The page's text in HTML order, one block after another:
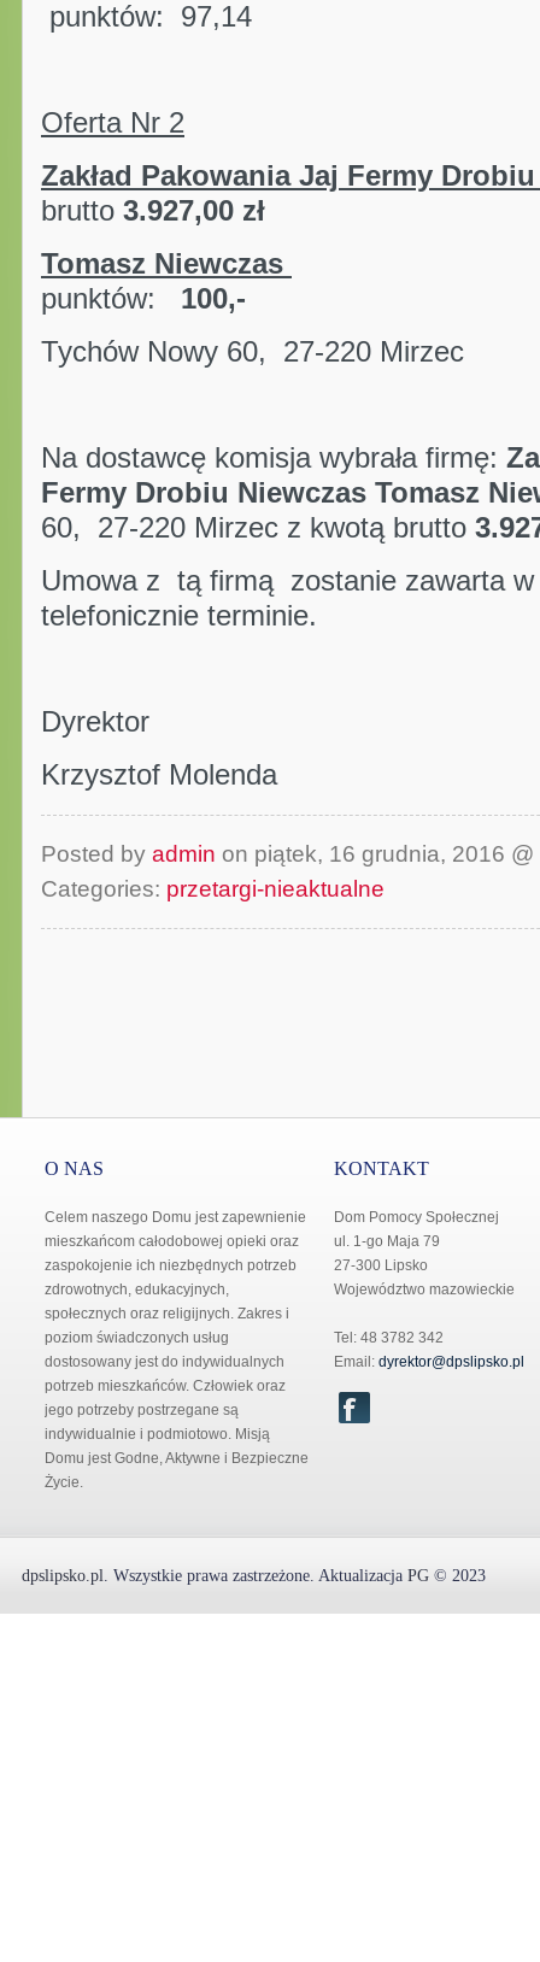
punktów: 97,14
Oferta Nr 2
Zakład Pakowania Jaj Fermy
brutto 3.927,00 zł
Tomasz Niewczas
punktów: 100,-
Tychów Nowy 60, 27-220 Mirzec
Na dostawcę komisja wybrała firmę:
Fermy Drobiu Niewczas Tomasz
60, 27-220 Mirzec z kwotą brutto
Umowa z tą firmą zostanie zawarta w
telefonicznie terminie.
Dyrektor
Krzysztof Molenda
Posted by admin on piątek, 16 grudnia, 2016
Categories: przetargi-nieaktualne
O NAS
Celem naszego Domu jest zapewnienie
mieszkańcom całodobowej opieki oraz
zaspokojenie ich niezbędnych potrzeb
zdrowotnych, edukacyjnych,
społecznych oraz religijnych. Zakres i
poziom świadczonych usług
dostosowany jest do indywidualnych
potrzeb mieszkańców. Człowiek oraz
jego potrzeby postrzegane są
indywidualnie i podmiotowo. Misją
Domu jest Godne, Aktywne i Bezpieczne
Życie.
KONTAKT
Dom Pomocy Społecznej
ul. 1-go Maja 79
27-300 Lipsko
Województwo mazowieckie
Tel: 48 3782 342
Email: dyrektor@dpslipsko.pl
dpslipsko.pl. Wszystkie prawa zastrzeżone. Aktualizacja PG © 2023